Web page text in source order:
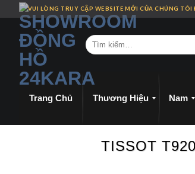
content
VUI LÒNG TRUY CẬP WEBSITE MỚI CỦA CHÚNG
Trang Chủ Thương Hiệu Nam
TISSOT